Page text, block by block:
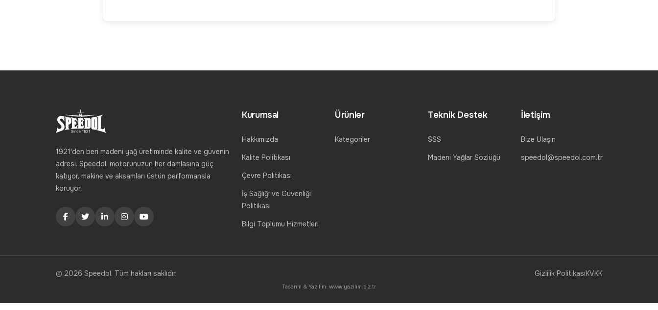
1921'den beri madeni yağ üretiminde kalite ve güvenin
adresi. Speedol, motorunuzun her damlasına güç
katıyor, makine ve aksamları üstün performansla
koruyor.
Kurumsal
Hakkımızda
Kalite Politikası
Çevre Politikası
İş Sağlığı ve Güvenliği
Politikası
Bilgi Toplumu Hizmetleri
Ürünler
Kategoriler
Teknik Destek
SSS
Madeni Yağlar Sözlüğü
İletişim
Bize Ulaşın
speedol@speedol.com.tr
© 2026 Speedol. Tüm hakları saklıdır. Gizlilik PolitikasıKVKK
Tasarım & Yazılım: www.yazilim.biz.tr